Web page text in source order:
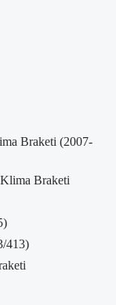
Braketi (2007-
Braketi
413)